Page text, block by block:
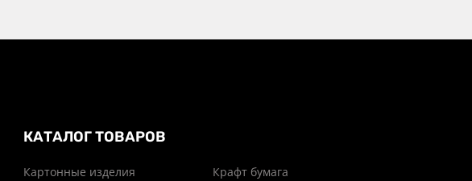
КАТАЛОГ ТОВАРОВ
Картонные изделия Крафт бумага